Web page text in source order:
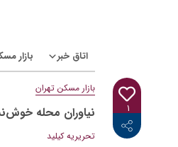
اتاق خبر بازار
۱
<i class="icon-twitter"></i>
<i class="icon-telegram-plane"></i>
بازار مسکن تهران
نیاوران محله
تحریریه کیلید